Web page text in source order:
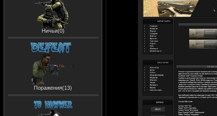
Ничьи(0)
Поражения(13)